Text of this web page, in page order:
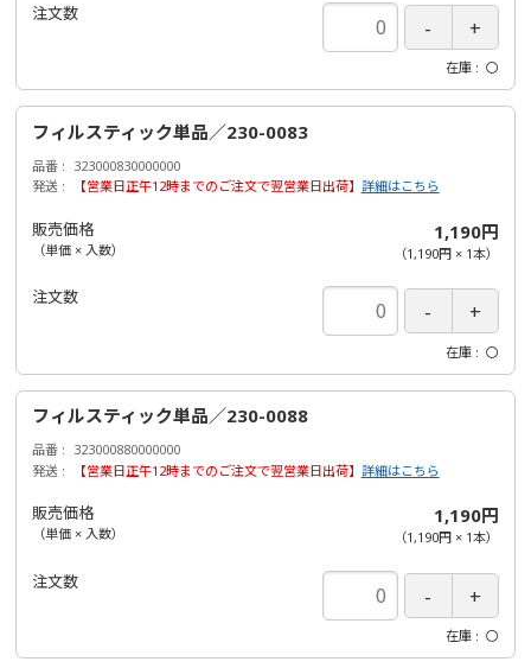
注文数
在庫 〇
フィルスティック単品／230-0083
品番
323000830000000
発送
【営業日正午12時までのご注文で翌営業日出荷】 詳細はこちら
販売価格
（単価 × 入数）
1,190円
（1,190円× 1本）
注文数
在庫 〇
フィルスティック単品／230-0088
品番
323000880000000
発送
【営業日正午12時までのご注文で翌営業日出荷】 詳細はこちら
販売価格
（単価 × 入数）
1,190円
（1,190円× 1本）
注文数
在庫 〇